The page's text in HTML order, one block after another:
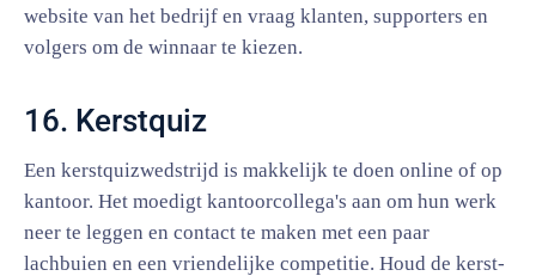
website van het bedrijf en vraag klanten, supporters en
volgers om de winnaar te kiezen.
16. Kerstquiz
Een kerstquizwedstrijd is makkelijk te doen online of op
kantoor. Het moedigt kantoorcollega's aan om hun werk
neer te leggen en contact te maken met een paar
lachbuien en een vriendelijke competitie. Houd de kerst-